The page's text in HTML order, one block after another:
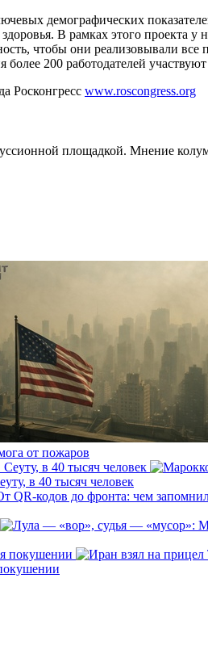
демографических
В рамках этого проекта у
чтобы они реализовывали все
200 работодателей
Росконгресс www.roscongress.org
площадкой. Мнение
от пожаров
в 40 тысяч человек